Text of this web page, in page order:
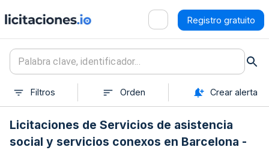
Registro gratuito
Filtros Orden Crear alerta
Licitaciones de Servicios de asistencia
social y servicios conexos en Barcelona -